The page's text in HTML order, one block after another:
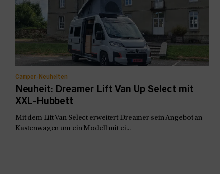
Camper-Neuheiten
Neuheit: Dreamer Lift Van Up Select mit
XXL-Hubbett
Mit dem Lift Van Select erweitert Dreamer sein Angebot an
Kastenwagen um ein Modell mit ei...